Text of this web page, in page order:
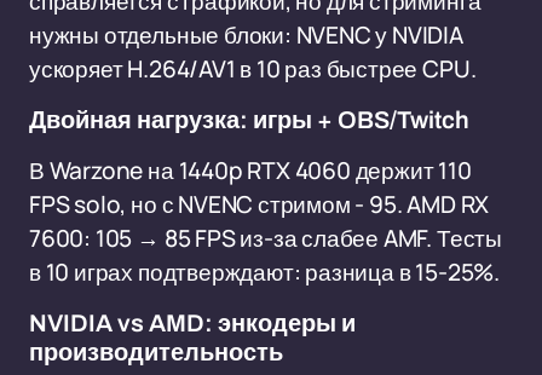
нужны отдельные блоки: NVENC у NVIDIA
ускоряет H.264/AV1 в 10 раз быстрее CPU.
Двойная нагрузка: игры + OBS/Twitch
В Warzone на 1440p RTX 4060 держит 110
FPS solo, но с NVENC стримом - 95. AMD RX
7600: 105 → 85 FPS из-за слабее AMF. Тесты
в 10 играх подтверждают: разница в 15-25%.
NVIDIA vs AMD: энкодеры и
производительность